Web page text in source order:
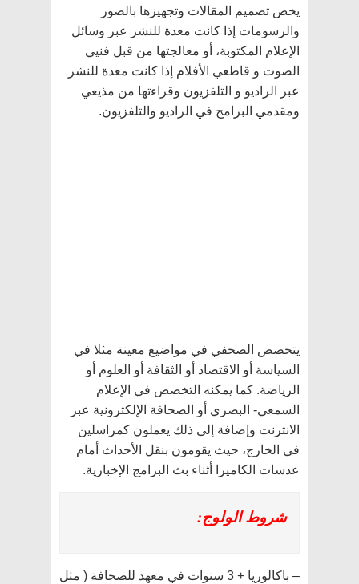
يخص تصميم المقالات وتجهيزها بالصور
والرسومات إذا كانت معدة للنشر عبر وسائل
الإعلام المكتوبة، أو معالجتها من قبل فنيي
الصوت و قاطعي الأفلام إذا كانت معدة للنشر
عبر الراديو و التلفزيون وقراءتها من مذيعي
ومقدمي البرامج في الراديو والتلفزيون.
يتخصص الصحفي في مواضيع معينة مثلا في
السياسة أو الاقتصاد أو الثقافة أو العلوم أو
الرياضة. كما يمكنه التخصص في الإعلام
السمعي- البصري أو الصحافة الإلكترونية عبر
الانترنت وإضافة إلى ذلك يعملون كمراسلين
في الخارج، حيث يقومون بنقل الأحداث أمام
عدسات الكاميرا أثناء بث البرامج الإخبارية.
شروط الولوج:
– باكالوريا + 3 سنوات في معهد للصحافة ( مثل